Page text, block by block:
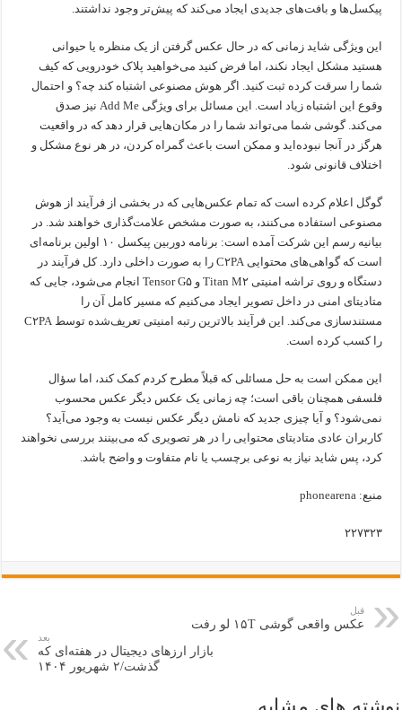
پیکسل‌ها و بافت‌های جدیدی ایجاد می‌کند که پیش‌تر وجود نداشتند.
این ویژگی شاید زمانی که در حال عکس گرفتن از یک منظره یا حیوانی
هستید مشکل ایجاد نکند، اما فرض کنید می‌خواهید پلاک خودرویی که کیف
شما را سرقت کرده ثبت کنید. اگر هوش مصنوعی اشتباه کند چه؟ و احتمال
وقوع این اشتباه زیاد است. این مسائل برای ویژگی Add Me نیز صدق
می‌کند. گوشی شما می‌تواند شما را در مکان‌هایی قرار دهد که در واقعیت
هرگز در آنجا نبوده‌اید و ممکن است باعث گمراه کردن، در هر نوع مشکل و
اختلاف قانونی شود.
گوگل اعلام کرده است که تمام عکس‌هایی که در بخشی از فرآیند از هوش
مصنوعی استفاده می‌کنند، به صورت مشخص علامت‌گذاری خواهند شد. در
بیانیه رسم این شرکت آمده است: برنامه دوربین پیکسل ۱۰ اولین برنامه‌ای
است که گواهی‌های محتوایی C۲PA را به صورت داخلی دارد. کل فرآیند در
دستگاه و روی تراشه امنیتی Titan M۲ و Tensor G۵ انجام می‌شود، جایی که
متادیتای امنی در داخل تصویر ایجاد می‌کنیم که مسیر کامل آن را
مستندسازی می‌کند. این فرآیند بالاترین رتبه امنیتی تعریف‌شده توسط C۲PA
را کسب کرده است.
این ممکن است به حل مسائلی که قبلاً مطرح کردم کمک کند، اما سؤال
فلسفی همچنان باقی است؛ چه زمانی یک عکس دیگر عکس محسوب
نمی‌شود؟ و آیا چیزی جدید که نامش دیگر عکس نیست به وجود می‌آید؟
کاربران عادی متادیتای محتوایی را در هر تصویری که می‌بینند بررسی نخواهند
کرد، پس شاید نیاز به نوعی برچسب یا نام متفاوت و واضح باشد.
منبع: phonearena
۲۲۷۳۲۳
قبل
عکس واقعی گوشی ۱۵T لو رفت
بعد
بازار ارزهای دیجیتال در هفته‌ای که
گذشت/۲ شهریور ۱۴۰۴